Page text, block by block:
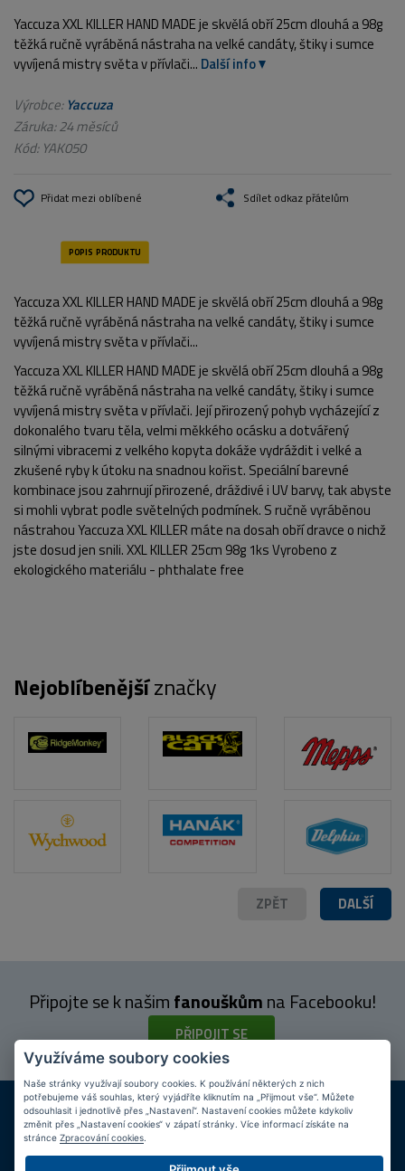
Yaccuza XXL KILLER HAND MADE je skvělá obří 25cm dlouhá a 98g
těžká ručně vyráběná nástraha na velké candáty, štiky i sumce
vyvíjená mistry světa v přívlači... Další info
Výrobce: Yaccuza
Záruka: 24 měsíců
Kód: YAK050
Přidat mezi oblíbené Sdílet odkaz přátelům
Yaccuza XXL KILLER HAND MADE je skvělá obří 25cm dlouhá a 98g
těžká ručně vyráběná nástraha na velké candáty, štiky i sumce
vyvíjená mistry světa v přívlači...
Yaccuza XXL KILLER HAND MADE je skvělá obří 25cm dlouhá a 98g
těžká ručně vyráběná nástraha na velké candáty, štiky i sumce
vyvíjená mistry světa v přívlači. Její přirozený pohyb vycházející z
dokonalého tvaru těla, velmi měkkého ocásku a dotvářený
silnými vibracemi z velkého kopyta dokáže vydráždit i velké a
zkušené ryby k útoku na snadnou kořist. Speciální barevné
kombinace jsou zahrnují přirozené, dráždivé i UV barvy, tak abyste
si mohli vybrat podle světelných podmínek. S ručně vyráběnou
nástrahou Yaccuza XXL KILLER máte na dosah obří dravce o nichž
jste dosud jen snili. XXL KILLER 25cm 98g 1ks Vyrobeno z
ekologického materiálu - phthalate free
Nejoblíbenějšíznačky
DALŠÍ
ZPĚT
Připojte se k našimfanouškůmna Facebooku!
PŘIPOJIT SE
DOPRAVA ZDARMA
Při nákupu nad 2 000 Kč
KAMENNÉ PRODEJNY
Jsme na trhu více než 10 let
Využíváme soubory cookies
Naše stránky využívají soubory cookies. K používání některých z nich
potřebujeme váš souhlas, který vyjádříte kliknutím na „Přijmout vše“. Můžete
odsouhlasit i jednotlivě přes „Nastavení“. Nastavení cookies můžete kdykoliv
změnit přes „Nastavení cookies“ v zápatí stránky. Více informací získáte na
stránce Zpracování cookies